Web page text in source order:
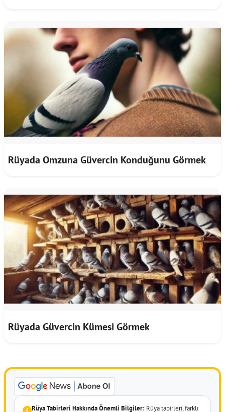
Rüyada Omzuna Güvercin Konduğunu Görmek
Rüyada Güvercin Kümesi Görmek
Rüya Tabirleri Hakkında Önemli Bilgiler: Rüya tabirleri, farklı